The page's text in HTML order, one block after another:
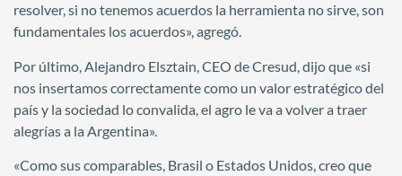
resolver, si no tenemos acuerdos la herramienta no sirve, son
fundamentales los acuerdos», agregó.
Por último, Alejandro Elsztain, CEO de Cresud, dijo que «si
nos insertamos correctamente como un valor estratégico del
país y la sociedad lo convalida, el agro le va a volver a traer
alegrías a la Argentina».
«Como sus comparables, Brasil o Estados Unidos, creo que